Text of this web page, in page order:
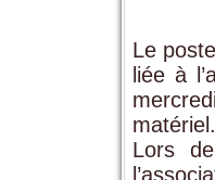
Le
liée à
matériel.
Lors